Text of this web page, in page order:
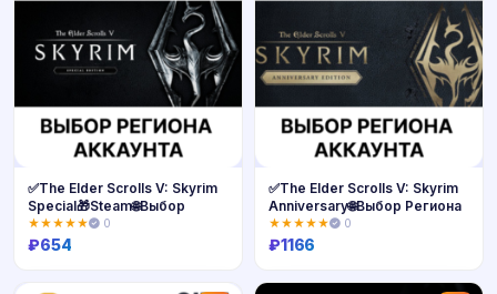
✅The Elder Scrolls V: Skyrim
Special🎁Steam🌐Выбор
★★★★★ 0
₽654
✅The Elder Scrolls V: Skyrim
Anniversary🌐Выбор Региона
★★★★★ 0
₽1166